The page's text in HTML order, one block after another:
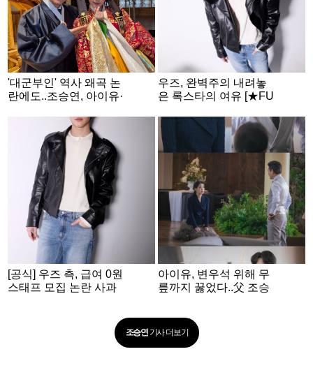
'대군부인' 역사 왜곡 논
란에도..조승연, 아이유·
우즈, 완벽주의 내려놓
은 록스타의 여유 [★FU
[공식] 우즈 측, 급여 0원
스태프 모집 논란 사과
아이유, 변우석 위해 무
릎까지 꿇었다..父 조승
조승연기사 더보기